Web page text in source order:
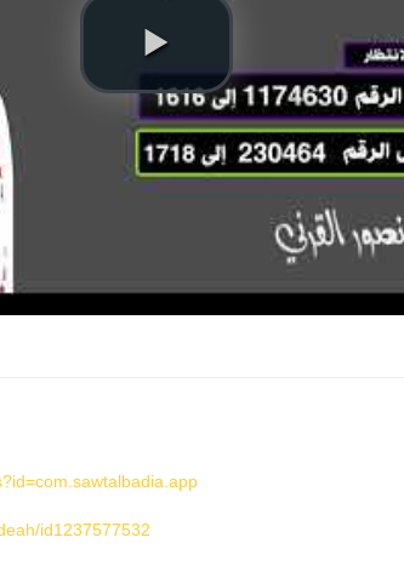
id1237577532